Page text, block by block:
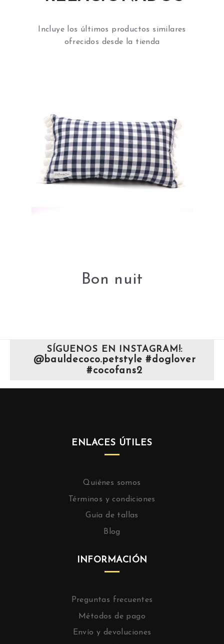
Incluye los últimos productos similares
ofrecidos desde la tienda
Bon nuit
SÍGUENOS EN INSTAGRAM!:
@bauldecoco.petstyle #doglover
#cocofans2
ENLACES ÚTILES
Quiénes somos
Términos y condiciones
Guía de tallas
Blog
INFORMACIÓN
Preguntas frecuentes
Métodos de pago
Envío y devoluciones